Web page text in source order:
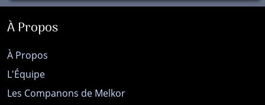
À Propos
À Propos
L'Équipe
Les Companons de Melkor